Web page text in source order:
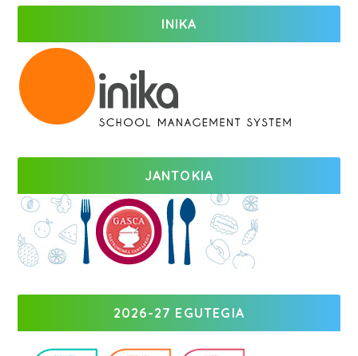
INIKA
JANTOKIA
2026-27 EGUTEGIA